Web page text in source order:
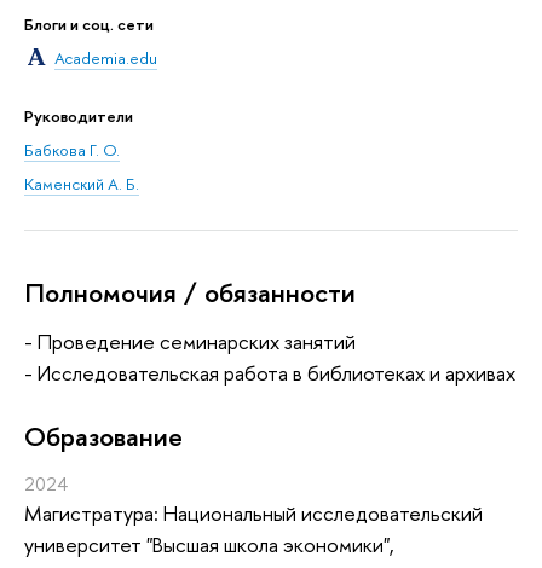
Блоги и соц. сети
Academia.edu
Руководители
Бабкова Г. О.
Каменский А. Б.
Полномочия / обязанности
- Проведение семинарских занятий
- Исследовательская работа в библиотеках и архивах
Oбразование
2024
Магистратура: Национальный исследовательский
университет "Высшая школа экономики",